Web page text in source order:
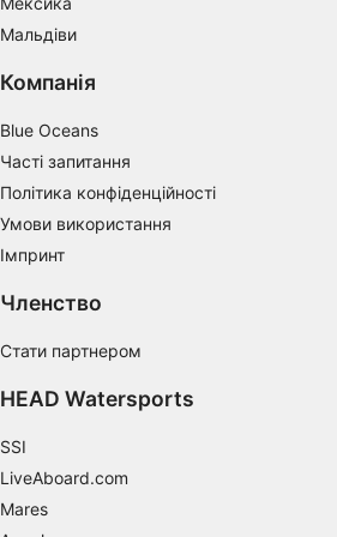
Мальдіви
Компанія
Blue Oceans
Часті запитання
Політика конфіденційності
Умови використання
Імпринт
Членство
Стати партнером
HEAD Watersports
SSI
LiveAboard.com
Mares
Identify devices based on information
actively requested
Non-IAB processing purposes:
Performance
Functional
Advertising